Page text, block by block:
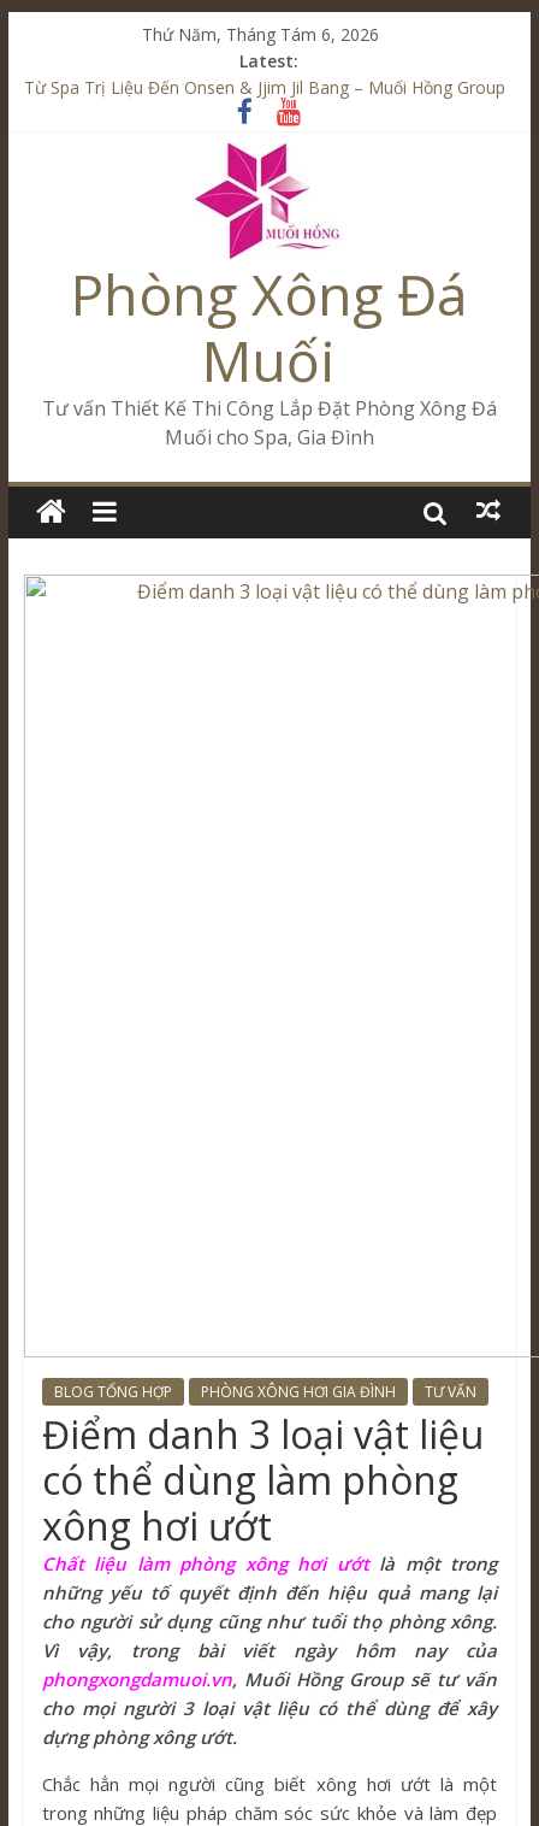
Thứ Năm, Tháng Tám 6, 2026
Latest:
Từ Spa Trị Liệu Đến Onsen & Jjim Jil Bang – Muối Hồng Group
Kết Hợp Onsen & Jjim Jil Bang Trong Mô Hình Spa – Muối
Cham Riverside Onsen & Jjim Jil Bang Đà Nẵng Muối Hồng
Spa Jjim Jil Bang Kết Hợp Onsen – Kinh Doanh Chuẩn Sao –
Tăng Doanh Số Kinh Doanh Lắp Đặt Onsen & Jjim Jil Bang –
Muối Hồng Group
Phòng Xông Đá
Muối
Tư vấn Thiết Kế Thi Công Lắp Đặt Phòng Xông Đá
Muối cho Spa, Gia Đình
BLOG TỔNG HỢP PHÒNG XÔNG HƠI GIA ĐÌNH TƯ VẤN
Điểm danh 3 loại vật liệu
có thể dùng làm phòng
xông hơi ướt
Chất liệu làm phòng xông hơi ướtlà một trong
những yếu tố quyết định đến hiệu quả mang lại
cho người sử dụng cũng như tuổi thọ phòng xông.
Vì vậy, trong bài viết ngày hôm nay của
phongxongdamuoi.vn, Muối Hồng Group sẽ tư vấn
cho mọi người 3 loại vật liệu có thể dùng để xây
dựng phòng xông ướt.
Chắc hẳn mọi người cũng biết xông hơi ướt là một
trong những liệu pháp chăm sóc sức khỏe và làm đẹp